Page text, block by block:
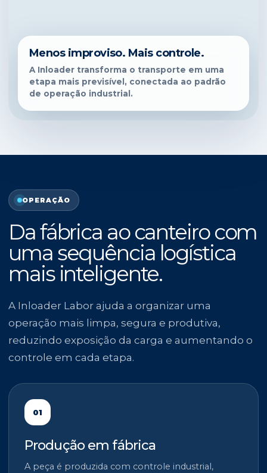
Menos improviso. Mais controle.
A Inloader transforma o transporte em uma
etapa mais previsível, conectada ao padrão
de operação industrial.
OPERAÇÃO
Da fábrica ao canteiro com
uma sequência logística
mais inteligente.
A Inloader Labor ajuda a organizar uma
operação mais limpa, segura e produtiva,
reduzindo exposição da carga e aumentando o
controle em cada etapa.
01
Produção em fábrica
A peça é produzida com controle industrial,